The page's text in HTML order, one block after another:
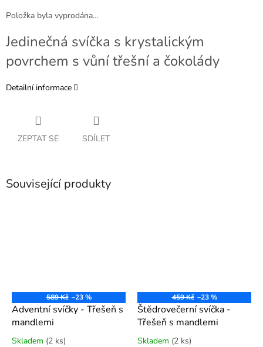
Položka byla vyprodána…
Jedinečná svíčka s krystalickým
povrchem s vůní třešní a čokolády
Detailní informace
ZEPTAT SE SDÍLET
Související produkty
589 Kč –23 %
Adventní svíčky - Třešeň s
mandlemi
Skladem (2 ks)
459 Kč –23 %
Štědrovečerní svíčka -
Třešeň s mandlemi
Skladem (2 ks)